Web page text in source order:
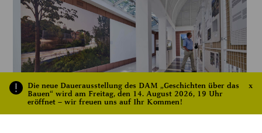
Die neue Dauerausstellung des DAM „Geschichten über das
Bauen“ wird am Freitag, den 14. August 2026, 19 Uhr
eröffnet – wir freuen uns auf Ihr Kommen!
x